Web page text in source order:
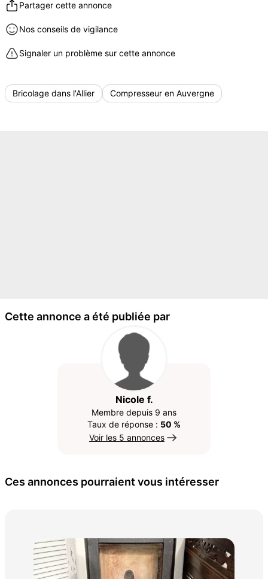
Partager cette annonce
Nos conseils de vigilance
Signaler un problème sur cette annonce
Bricolage dans l'Allier Compresseur en Auvergne
Cette annonce a été publiée par
Nicole f.
Membre depuis 9 ans
Taux de réponse : 50 %
Voir les 5 annonces
Ces annonces pourraient vous intéresser